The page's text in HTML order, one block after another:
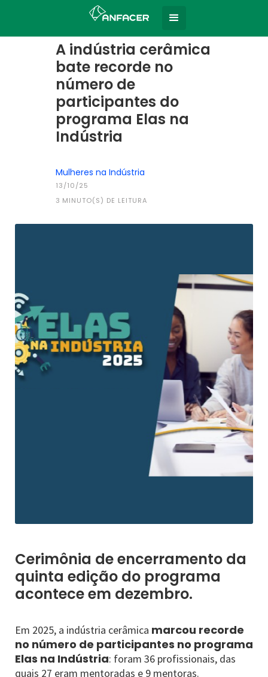
Todas as notícias
A indústria cerâmica
bate recorde no
número de
participantes do
programa Elas na
Indústria
Mulheres na Indústria
13/10/25
3 MINUTO(S) DE LEITURA
Cerimônia de encerramento da
quinta edição do programa
acontece em dezembro.
Em 2025, a indústria cerâmica marcou recorde
no número de participantes no programa
Elas na Indústria: foram 36 profissionais, das
quais 27 eram mentoradas e 9 mentoras.